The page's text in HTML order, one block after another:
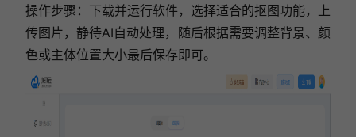
操作步骤：下载并运行软件，选择适合的抠图功能，上
传图片，静待AI自动处理，随后根据需要调整背景、颜
色或主体位置大小最后保存即可。